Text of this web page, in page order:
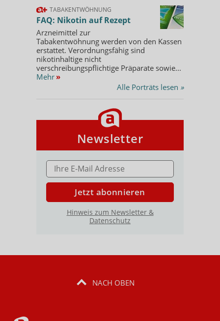
TABAKENTWÖHNUNG
FAQ: Nikotin auf Rezept
Arzneimittel zur
Tabakentwöhnung werden von den Kassen
erstattet. Verordnungsfähig sind
nikotinhaltige nicht
verschreibungspflichtige Präparate sowie...
Mehr »
Alle Porträts lesen »
Newsletter
E-MAIL ADRESSE
Jetzt abonnieren
Hinweis zum Newsletter &
Datenschutz
NACH OBEN